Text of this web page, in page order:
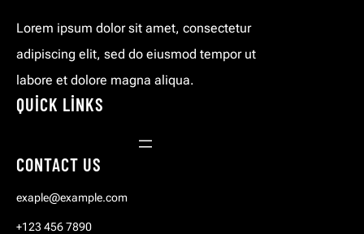
Lorem ipsum dolor sit amet, consectetur
adipiscing elit, sed do eiusmod tempor ut
labore et dolore magna aliqua.
QUICK LINKS
CONTACT US
exaple@example.com
+123 456 7890